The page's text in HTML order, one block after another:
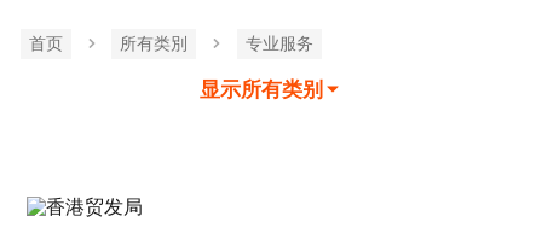
首页 所有类別 专业服务
显示所有类别